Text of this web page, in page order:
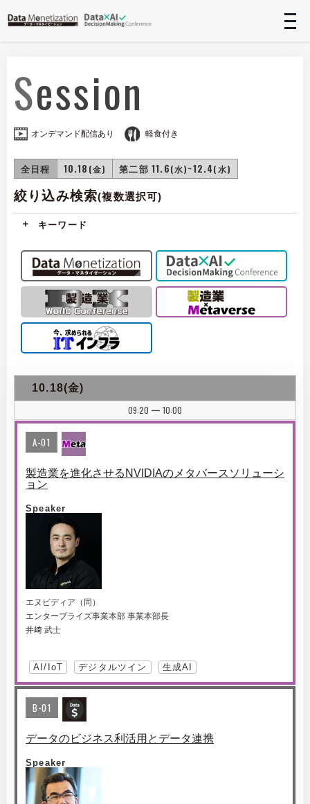
Session
全日程 10.18 (金) 第二部 11.6(水)~12.4(水)
オンデマンド配信あり 軽食付き
絞り込み検索(複数選択可)
キーワード
10.18(金)
09:20
| 10:00
A-01
製造業を進化させるNVIDIAのメタバースソリューシ
ョン
Speaker
エヌビディア（同）
エンタープライズ事業本部 事業本部長
井﨑 武士
AI/IoT デジタルツイン 生成AI
B-01
データのビジネス利活用とデータ連携
Speaker